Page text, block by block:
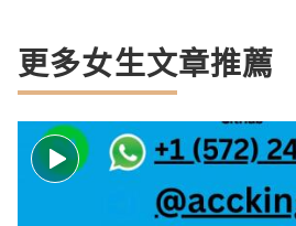
更多女生文章推薦